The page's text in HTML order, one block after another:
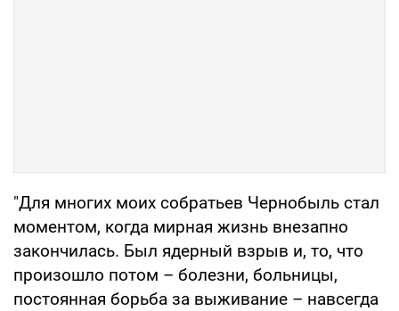
"Для многих моих собратьев Чернобыль стал
моментом, когда мирная жизнь внезапно
закончилась. Был ядерный взрыв и, то, что
произошло потом – болезни, больницы,
постоянная борьба за выживание – навсегда